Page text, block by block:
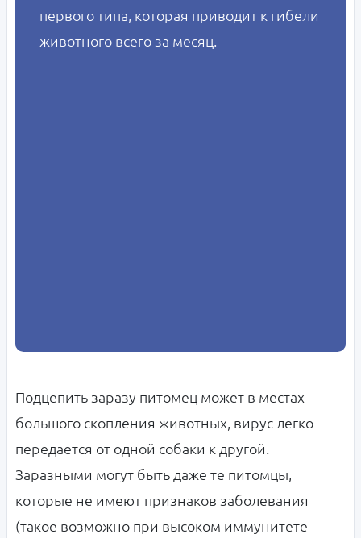
первого типа, которая приводит к гибели
животного всего за месяц.
Подцепить заразу питомец может в местах
большого скопления животных, вирус легко
передается от одной собаки к другой.
Заразными могут быть даже те питомцы,
которые не имеют признаков заболевания
(такое возможно при высоком иммунитете